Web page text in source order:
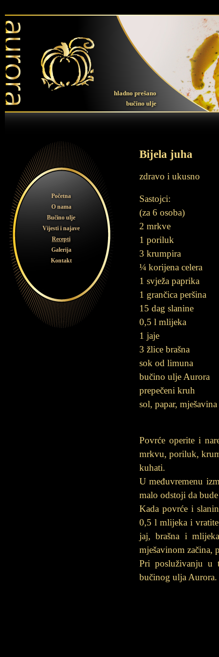
hladno prešano
bučino ulje
Početna
O nama
Bučino ulje
Vijesti i najave
Recepti
Galerija
Kontakt
Bijela juha
zdravo i ukusno
Sastojci:
(za 6 osoba)
2 mrkve
1 poriluk
3 krumpira
¼ korijena celera
1 svježa paprika
1 grančica peršina
15 dag slanine
0,5 l mlijeka
1 jaje
3 žlice brašna
sok od limuna
bučino ulje Aurora
prepečeni kruh
sol, papar, mješavina
Povrće operite i
mrkvu, poriluk,
kuhati.
U međuvremenu
malo odstoji da
Kada povrće i
0,5 l mlijeka i
jaj, brašna i
mješavinom začina,
Pri posluživanju u
bučinog ulja Aurora.